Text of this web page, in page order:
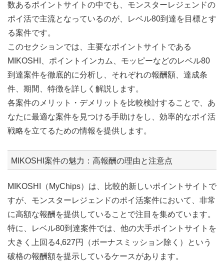
数あるポイントサイトの中でも、モンスターレジェンドの
ポイ活で主流となっているのが、レベル80到達を目標とす
る案件です。
このセクションでは、主要なポイントサイトである
MIKOSHI、ポイントインカム、モッピーなどのレベル80
到達案件を徹底的に分析し、それぞれの報酬額、達成条
件、期間、特徴を詳しく解説します。
各案件のメリット・デメリットを比較検討することで、あ
なたに最適な案件を見つける手助けをし、効率的なポイ活
戦略を立てるための情報を提供します。
MIKOSHI案件の魅力：高報酬の理由と注意点
MIKOSHI（MyChips）は、比較的新しいポイントサイトで
すが、モンスターレジェンドのポイ活案件において、非常
に高額な報酬を提供していることで注目を集めています。
特に、レベル80到達案件では、他の大手ポイントサイトを
大きく上回る4,627円（ボーナスミッション除く）という
破格の報酬額を提示しているケースがあります。